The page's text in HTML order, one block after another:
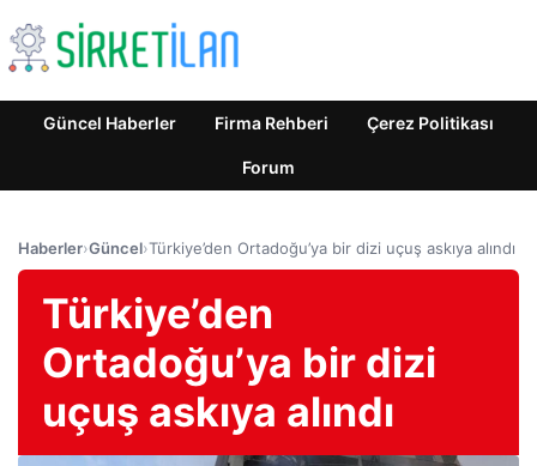
Güncel Haberler Firma Rehberi Çerez Politikası
Forum
Haberler›Güncel›Türkiye’den Ortadoğu’ya bir dizi uçuş askıya alındı
Türkiye’den
Ortadoğu’ya bir dizi
uçuş askıya alındı